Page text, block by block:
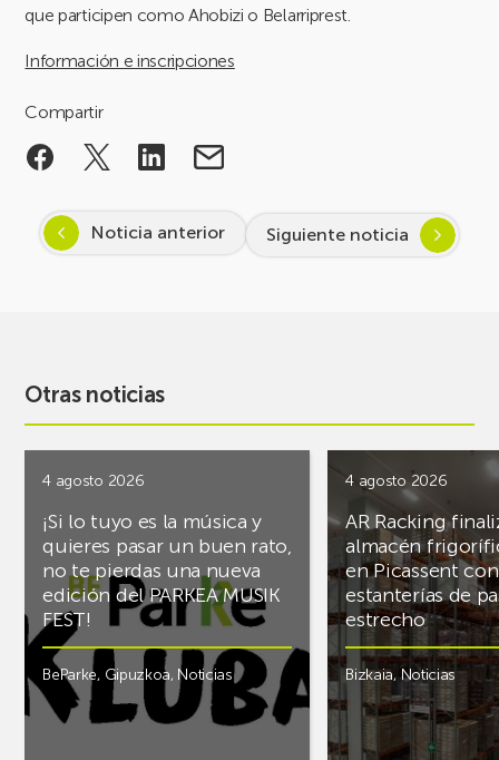
que participen como Ahobizi o Belarriprest.
Información e inscripciones
Compartir
Noticia anterior Siguiente noticia
Otras noticias
4 agosto 2026
¡Si lo tuyo es la música y
quieres pasar un buen rato,
no te pierdas una nueva
edición del PARKEA MUSIK
FEST!
BeParke, Gipuzkoa, Noticias
4 agosto 2026
AR Racking
almacén
en Picassent con
estanterías de
estrecho
Bizkaia,Noticias